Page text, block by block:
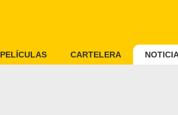
PELÍCULAS CARTELERA